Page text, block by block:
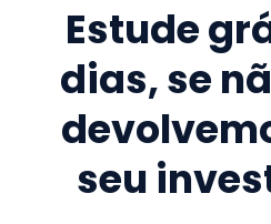
Estude
dias, se
seu